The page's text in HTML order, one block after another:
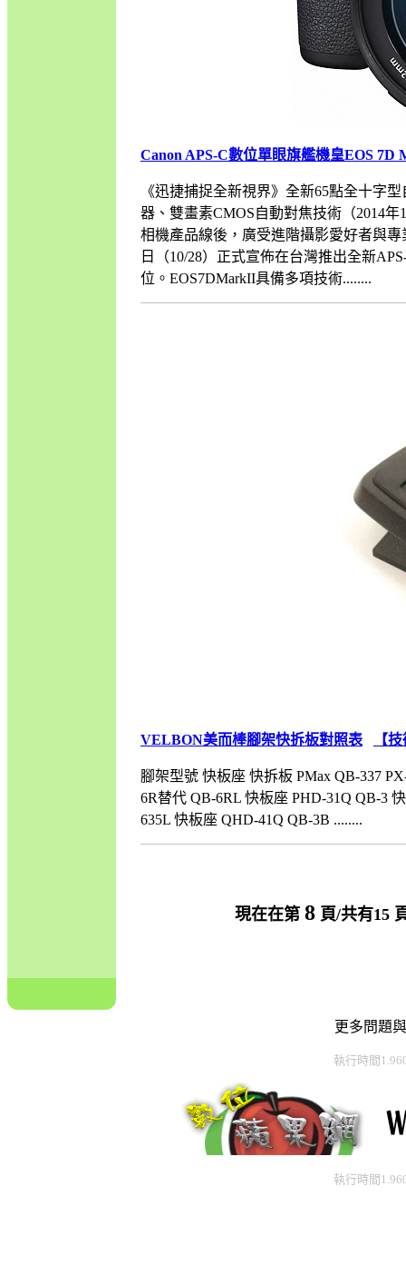
Canon APS-C數位單眼旗艦機皇EOS 7D
《迅捷捕捉全新視界》全新65點全十字
器、雙畫素CMOS自動對焦技術（2014年
相機產品線後，廣受進階攝影愛好者與
日（10/28）正式宣佈在台灣推出全新
位。EOS7DMarkII具備多項技術........
VELBON美而棒腳架快拆板對照表 【
腳架型號 快板座 快拆板 PMax QB-337
6R替代 QB-6RL 快板座 PHD-31Q QB-3
635L 快板座 QHD-41Q QB-3B ........
現在在第 8頁/共有15
更多問題
執行時間
執行時間